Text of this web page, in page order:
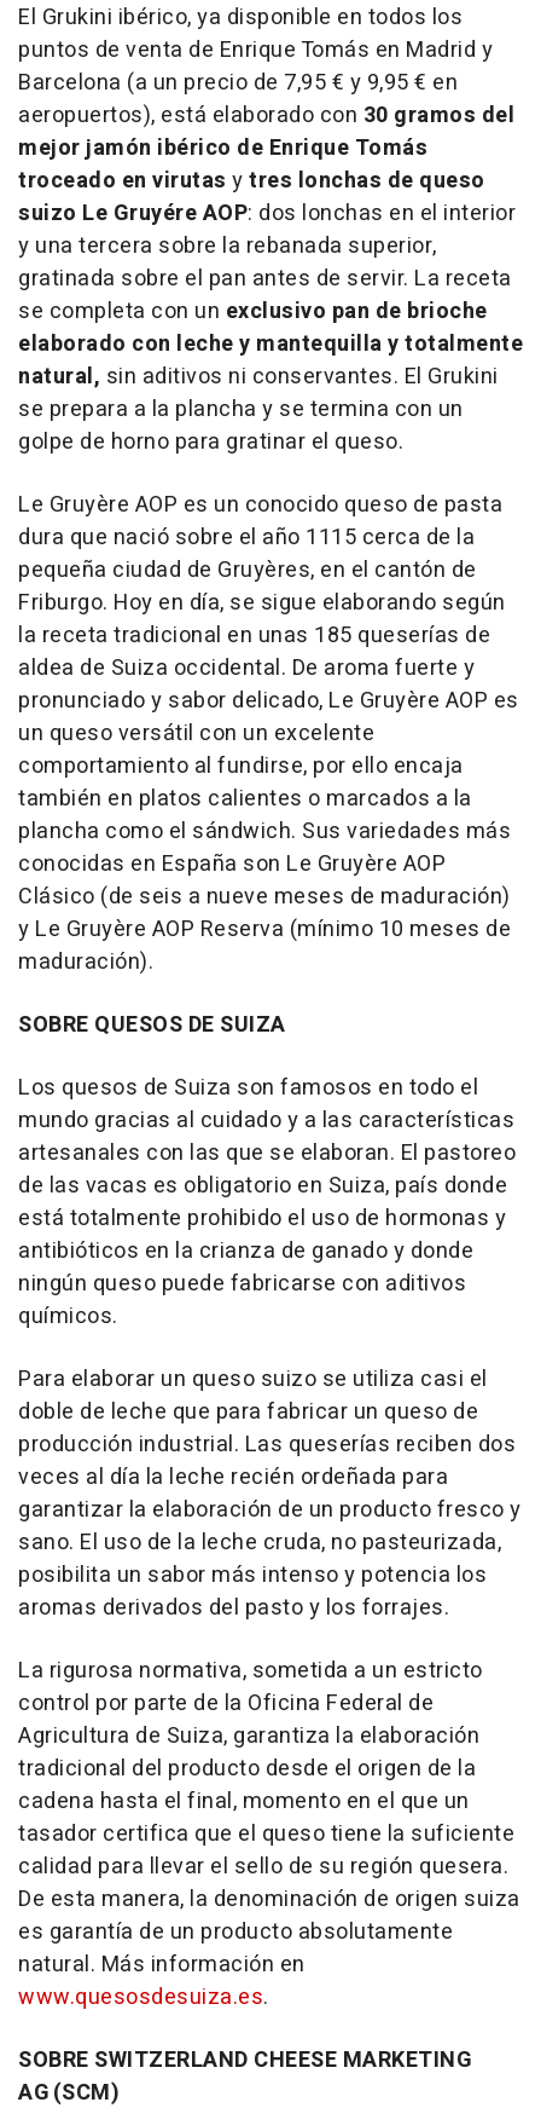
El Grukini ibérico, ya disponible en todos los
puntos de venta de Enrique Tomás en Madrid y
Barcelona (a un precio de 7,95 € y 9,95 € en
aeropuertos), está elaborado con 30 gramos del
mejor jamón ibérico de Enrique Tomás
troceado en virutas ytres lonchas de queso
suizo Le Gruyére AOP: dos lonchas en el interior
y una tercera sobre la rebanada superior,
gratinada sobre el pan antes de servir. La receta
se completa con un exclusivo pan de brioche
elaborado con leche y mantequilla y totalmente
natural, sin aditivos ni conservantes. El Grukini
se prepara a la plancha y se termina con un
golpe de horno para gratinar el queso.
Le Gruyère AOP es un conocido queso de pasta
dura que nació sobre el año 1115 cerca de la
pequeña ciudad de Gruyères, en el cantón de
Friburgo. Hoy en día, se sigue elaborando según
la receta tradicional en unas 185 queserías de
aldea de Suiza occidental. De aroma fuerte y
pronunciado y sabor delicado, Le Gruyère AOP es
un queso versátil con un excelente
comportamiento al fundirse, por ello encaja
también en platos calientes o marcados a la
plancha como el sándwich. Sus variedades más
conocidas en España son Le Gruyère AOP
Clásico (de seis a nueve meses de maduración)
y Le Gruyère AOP Reserva (mínimo 10 meses de
maduración).
SOBRE QUESOS DE SUIZA
Los quesos de Suiza son famosos en todo el
mundo gracias al cuidado y a las características
artesanales con las que se elaboran. El pastoreo
de las vacas es obligatorio en Suiza, país donde
está totalmente prohibido el uso de hormonas y
antibióticos en la crianza de ganado y donde
ningún queso puede fabricarse con aditivos
químicos.
Para elaborar un queso suizo se utiliza casi el
doble de leche que para fabricar un queso de
producción industrial. Las queserías reciben dos
veces al día la leche recién ordeñada para
garantizar la elaboración de un producto fresco y
sano. El uso de la leche cruda, no pasteurizada,
posibilita un sabor más intenso y potencia los
aromas derivados del pasto y los forrajes.
La rigurosa normativa, sometida a un estricto
control por parte de la Oficina Federal de
Agricultura de Suiza, garantiza la elaboración
tradicional del producto desde el origen de la
cadena hasta el final, momento en el que un
tasador certifica que el queso tiene la suficiente
calidad para llevar el sello de su región quesera.
De esta manera, la denominación de origen suiza
es garantía de un producto absolutamente
natural. Más información en
www.quesosdesuiza.es.
SOBRE SWITZERLAND CHEESE MARKETING
AG (SCM)